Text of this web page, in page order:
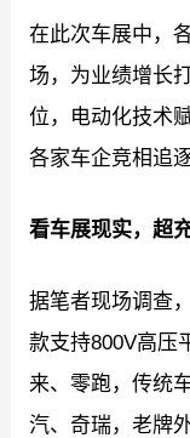
在此次车展中，
场，为业绩增长
位，电动化技术
各家车企竞相追
看车展现实，超
据笔者现场调查
款支持800V高压
来、零跑，传统
汽、奇瑞，老牌